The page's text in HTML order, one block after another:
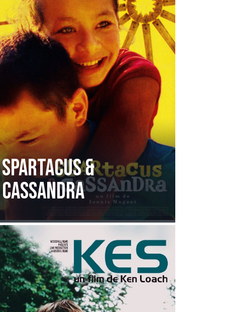
Spartacus &
Cassandra